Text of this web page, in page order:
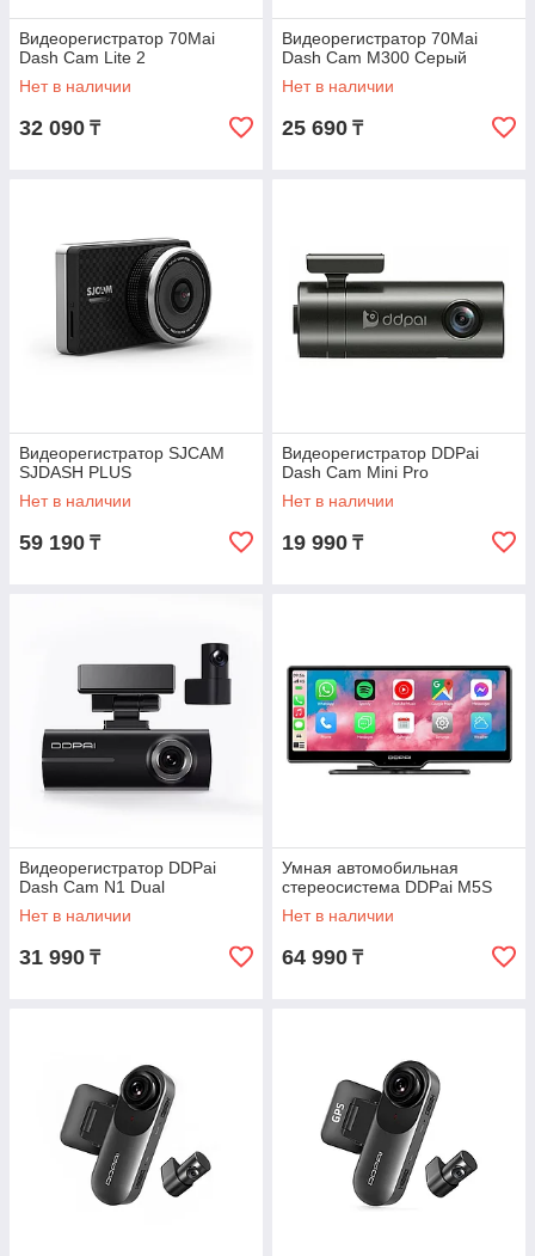
Видеорегистратор 70Mai
Dash Cam Lite 2
Нет в наличии
32 090 ₸
Видеорегистратор 70Mai
Dash Cam M300 Серый
Нет в наличии
25 690 ₸
Видеорегистратор SJCAM
SJDASH PLUS
Нет в наличии
59 190 ₸
Видеорегистратор DDPai
Dash Cam Mini Pro
Нет в наличии
19 990 ₸
Видеорегистратор DDPai
Dash Cam N1 Dual
Нет в наличии
31 990 ₸
Умная автомобильная
стереосистема DDPai M5S
Нет в наличии
64 990 ₸